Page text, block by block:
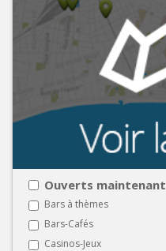
Ouverts maintenant
Bars à thèmes
Bars-Cafés
Casinos-Jeux